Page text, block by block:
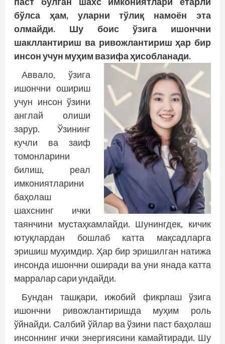
бўлса ҳам, уларни тўлиқ намоён эта
олмайди. Шу боис ўзига ишончни
шакллантириш ва ривожлантириш ҳар бир
инсон учун муҳим вазифа ҳисобланади.
Аввало, ўзига
ишончни ошириш
учун инсон ўзини
англай олиши
зарур. Ўзининг
кучли ва заиф
томонларини
билиш, реал
имкониятларини
баҳолаш
шахснинг ички
таянчини мустаҳкамлайди. Шунингдек, кичик
ютуқлардан бошлаб катта мақсадларга
эришиш муҳимдир. Ҳар бир эришилган натижа
инсонда ишончни оширади ва уни янада катта
марралар сари ундайди.
Бундан ташқари, ижобий фикрлаш ўзига
ишончни ривожлантиришда муҳим роль
ўйнайди. Салбий ўйлар ва ўзини паст баҳолаш
инсоннинг ички энергиясини камайтиради. Шу